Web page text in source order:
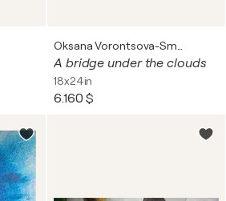
A bridge under the clouds
18x24in
6.160 $